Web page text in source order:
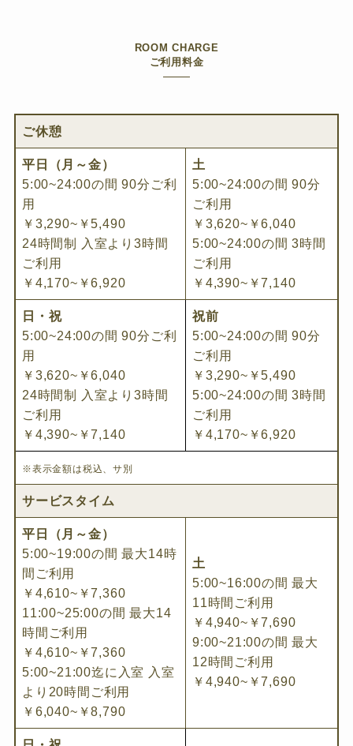
ROOM CHARGE
ご利用料金
ご休憩
平日（月～金）
5:00~24:00の間 90分ご利
用
￥3,290~￥5,490
24時間制 入室より3時間
ご利用
￥4,170~￥6,920
土
5:00~24:00の間 90分
ご利用
￥3,620~￥6,040
5:00~24:00の間 3時間
ご利用
￥4,390~￥7,140
日・祝
5:00~24:00の間 90分ご利
用
￥3,620~￥6,040
24時間制 入室より3時間
ご利用
￥4,390~￥7,140
祝前
5:00~24:00の間 90分
ご利用
￥3,290~￥5,490
5:00~24:00の間 3時間
ご利用
￥4,170~￥6,920
※表示金額は税込、サ別
サービスタイム
平日（月～金）
5:00~19:00の間 最大14時
間ご利用
￥4,610~￥7,360
11:00~25:00の間 最大14
時間ご利用
￥4,610~￥7,360
5:00~21:00迄に入室 入室
より20時間ご利用
￥6,040~￥8,790
土
5:00~16:00の間 最大
11時間ご利用
￥4,940~￥7,690
9:00~21:00の間 最大
12時間ご利用
￥4,940~￥7,690